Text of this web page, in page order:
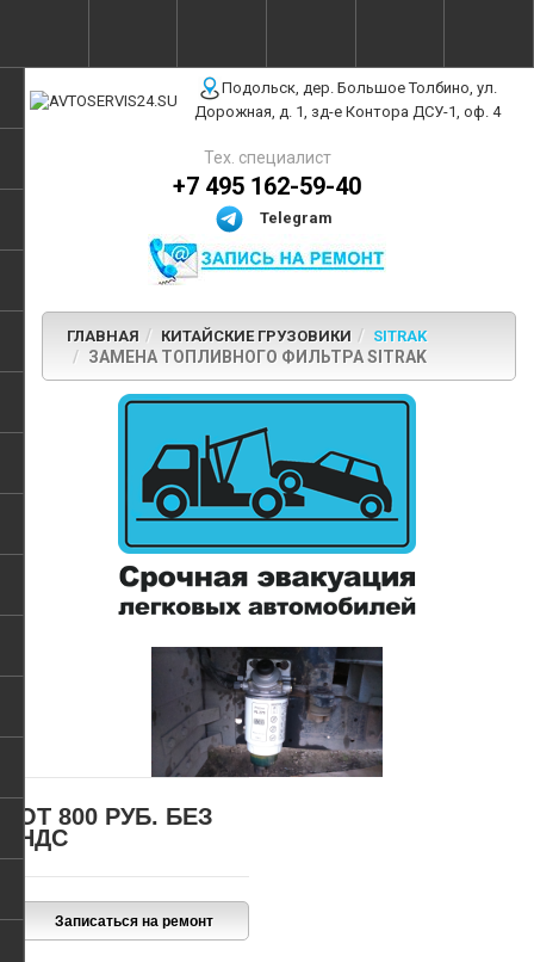
Подольск, дер. Большое Толбино, ул.
Дорожная, д. 1, зд-е Контора ДСУ-1, оф. 4
Тех. специалист
+7 495 162-59-40
Telegram
ГЛАВНАЯ КИТАЙСКИЕ ГРУЗОВИКИ SITRAK
ЗАМЕНА ТОПЛИВНОГО ФИЛЬТРА SITRAK
ОТ 800 РУБ. БЕЗ
НДС